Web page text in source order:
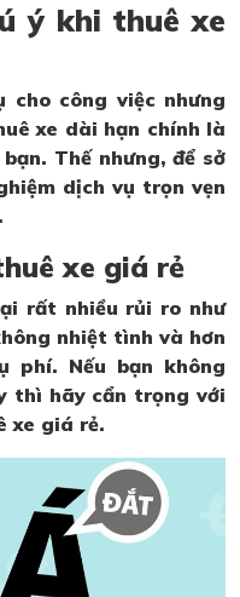
ý khi thuê xe
cho công việc nhưng
xe dài hạn chính là
Thế nhưng, để sở
dịch vụ trọn vẹn
xe giá rẻ
rất nhiều rủi ro như
nhiệt tình và hơn
phí. Nếu bạn không
thì hãy cẩn trọng với
xe giá rẻ.